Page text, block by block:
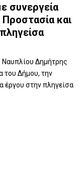
συνεργεία
και
Δημήτρης
του Δήμου, την
έργου στην πληγείσα